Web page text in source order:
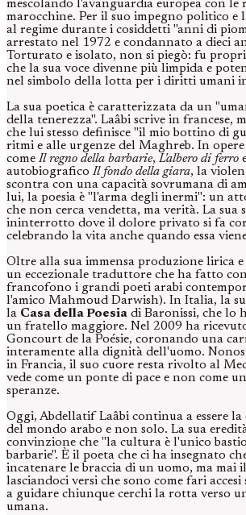
mescolando l'avanguardia europea con le
marocchine. Per il suo impegno politico e
al regime durante i cosiddetti "anni di
arrestato nel 1972 e condannato a dieci
Torturato e isolato, non si piegò: fu
che la sua voce divenne più limpida e
nel simbolo della lotta per i diritti umani
La sua poetica è caratterizzata da un
della tenerezza". Laâbi scrive in francese,
che lui stesso definisce "il mio bottino di
ritmi e alle urgenze del Maghreb. In
come Il regno della barbarie, L'albero di ferro
autobiografico Il fondo della giara, la
scontra con una capacità sovrumana di
lui, la poesia è "l'arma degli inermi": un
che non cerca vendetta, ma verità. La sua
ininterrotto dove il dolore privato si fa
celebrando la vita anche quando essa
Oltre alla sua immensa produzione lirica
un eccezionale traduttore che ha fatto
francofono i grandi poeti arabi
l'amico Mahmoud Darwish). In Italia, la
la Casa della Poesia di Baronissi, che lo
un fratello maggiore. Nel 2009 ha
Goncourt de la Poésie, coronando una
interamente alla dignità dell'uomo.
in Francia, il suo cuore resta rivolto al
vede come un ponte di pace e non come
speranze.
Oggi, Abdellatif Laâbi continua a essere la
del mondo arabo e non solo. La sua
convinzione che "la cultura è l'unico
barbarie". È il poeta che ci ha insegnato
incatenare le braccia di un uomo, ma mai
lasciandoci versi che sono come fari
a guidare chiunque cerchi la rotta verso
umana.